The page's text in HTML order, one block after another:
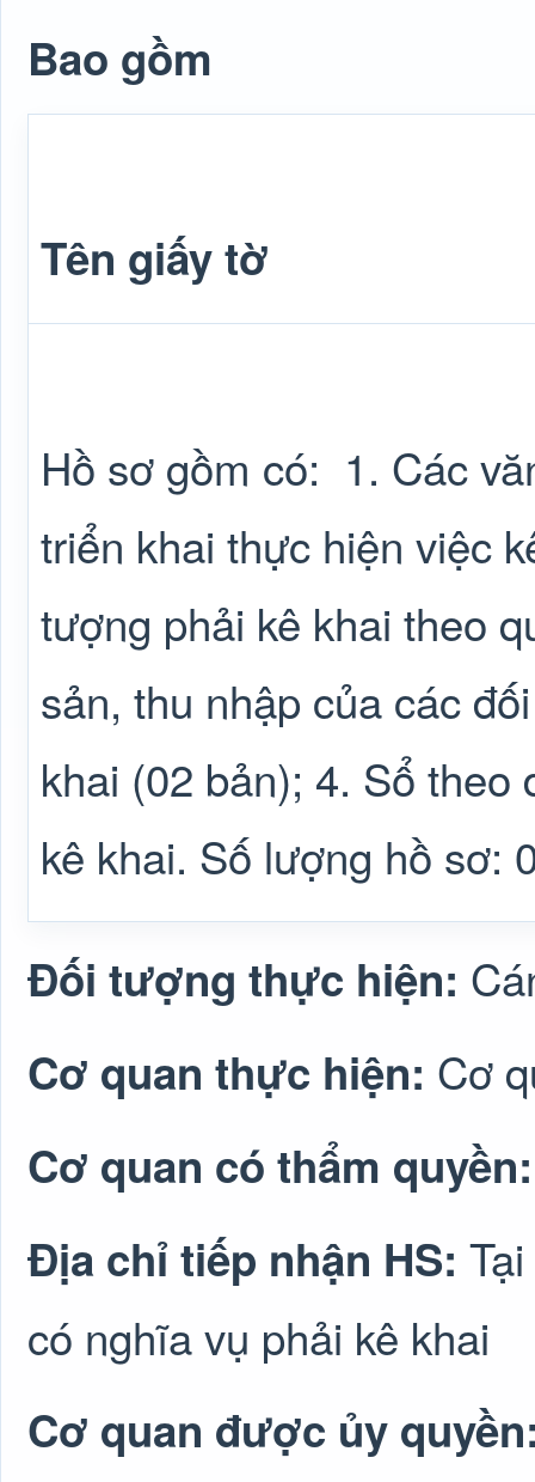
Bao gồm
Tên giấy tờ
Hồ sơ gồm có: 1. Các
triển khai thực hiện việc
tượng phải kê khai theo
sản, thu nhập của các
khai (02 bản); 4. Sổ theo
kê khai. Số lượng hồ sơ:
Đối tượng thực hiện:
Cơ quan thực hiện: Cơ
Cơ quan có thẩm
Địa chỉ tiếp nhận HS:
có nghĩa vụ phải kê khai
Cơ quan được ủy